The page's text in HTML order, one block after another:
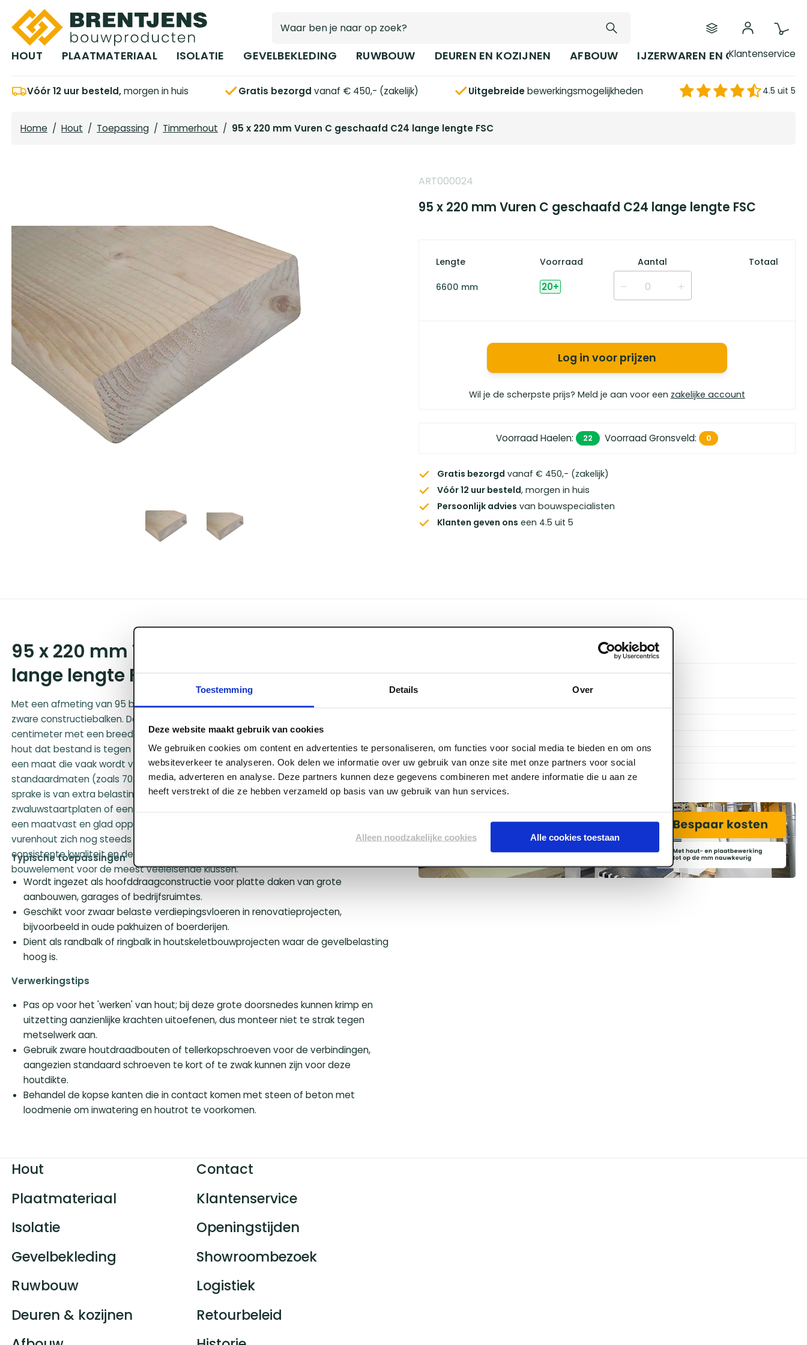
Toestemming Details Over
Deze website maakt gebruik van cookies
We gebruiken cookies om content en advertenties te personaliseren, om functies voor social media te bieden en om ons
websiteverkeer te analyseren. Ook delen we informatie over uw gebruik van onze site met onze partners voor social
media, adverteren en analyse. Deze partners kunnen deze gegevens combineren met andere informatie die u aan ze
heeft verstrekt of die ze hebben verzameld op basis van uw gebruik van hun services.
Alleen noodzakelijke cookies Alle cookies toestaan
Ga naar hoofdinhoud
HOUT PLAATMATERIAAL ISOLATIE GEVELBEKLEDING RUWBOUW DEUREN EN KOZIJNEN AFBOUW IJZERWAREN EN GEREEDSCHAP
Klantenservice
Vóór 12 uur besteld,morgen in huis Gratis bezorgd vanaf € 450,- (zakelijk) Uitgebreidebewerkingsmogelijkheden 4.5 uit 5
Home / Hout / Toepassing / Timmerhout / 95 x 220 mm Vuren C geschaafd C24 lange lengte FSC
ART000024
95 x 220 mm Vuren C geschaafd C24 lange lengte FSC
Lengte Voorraad Aantal Totaal
6600 mm 20+
Log in voor prijzen
Wil je de scherpste prijs? Meld je aan voor een zakelijke account
Voorraad Haelen: 22 Voorraad Gronsveld: 0
Gratis bezorgd vanaf € 450,- (zakelijk)
Vóór 12 uur besteld, morgen in huis
Persoonlijk advies van bouwspecialisten
Klanten geven ons een 4.5 uit 5
95 x 220 mm Vuren C geschaafd C24
lange lengte FSC
Met een afmeting van 95 bij 220 millimeter betreden we het segment van de zeer
zware constructiebalken. Deze balk combineert een forse hoogte van 22
centimeter met een breedte van 9,5 centimeter. Dit resulteert in een massief stuk
hout dat bestand is tegen zeer zware belastingen en grote overspanningen. Het is
een maat die vaak wordt voorgeschreven door constructeurs wanneer
standaardmaten (zoals 70x220) net niet voldoende stijfheid bieden of wanneer er
sprake is van extra belasting door bijvoorbeeld een betonvloer op
zwaluwstaartplaten of een groendak. De balk is vierzijdig geschaafd, wat zorgt voor
een maatvast en glad oppervlak. Ondanks de robuuste afmetingen laat het
vurenhout zich nog steeds goed bewerken; zagen en boren gaat relatief soepel. De
consistente kwaliteit en de rechte draad maken dit een betrouwbaar
bouwelement voor de meest veeleisende klussen.
Typische toepassingen
Wordt ingezet als hoofddraagconstructie voor platte daken van grote
aanbouwen, garages of bedrijfsruimtes.
Geschikt voor zwaar belaste verdiepingsvloeren in renovatieprojecten,
bijvoorbeeld in oude pakhuizen of boerderijen.
Dient als randbalk of ringbalk in houtskeletbouwprojecten waar de gevelbelasting
hoog is.
Verwerkingstips
Pas op voor het 'werken' van hout; bij deze grote doorsnedes kunnen krimp en
uitzetting aanzienlijke krachten uitoefenen, dus monteer niet te strak tegen
metselwerk aan.
Gebruik zware houtdraadbouten of tellerkopschroeven voor de verbindingen,
aangezien standaard schroeven te kort of te zwak kunnen zijn voor deze
houtdikte.
Behandel de kopse kanten die in contact komen met steen of beton met
loodmenie om inwatering en houtrot te voorkomen.
95 x 220 mm
Certificaat
FSC
Afwerking
Geschaafd
Hout
Plaatmateriaal
Isolatie
Gevelbekleding
Ruwbouw
Deuren & kozijnen
Contact
Klantenservice
Openingstijden
Showroombezoek
Logistiek
Retourbeleid